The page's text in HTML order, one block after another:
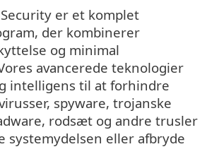
er et komplet
der kombinerer
og minimal
avancerede teknologier
intelligens til at forhindre
spyware, trojanske
rodsæt og andre trusler
systemydelsen eller afbryde